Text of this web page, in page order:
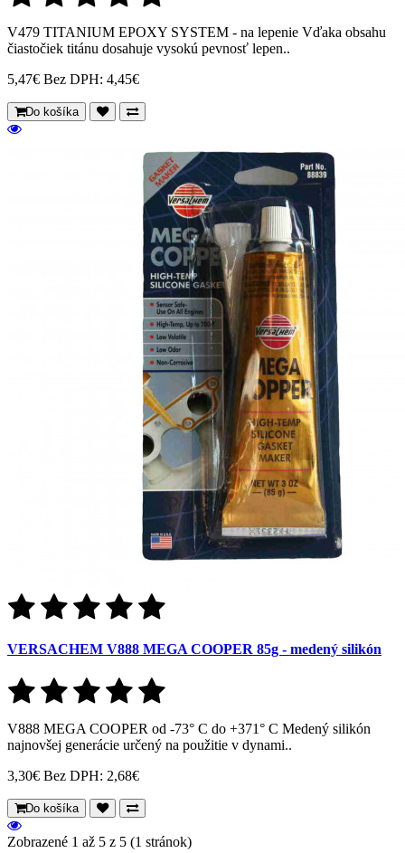
V479 TITANIUM EPOXY SYSTEM - na lepenie Vďaka obsahu
čiastočiek titánu dosahuje vysokú pevnosť lepen..
5,47€ Bez DPH: 4,45€
Do košíka
VERSACHEM V888 MEGA COOPER 85g - medený silikón
V888 MEGA COOPER od -73° C do +371° C Medený silikón
najnovšej generácie určený na použitie v dynami..
3,30€ Bez DPH: 2,68€
Do košíka
Zobrazené 1 až 5 z 5 (1 stránok)